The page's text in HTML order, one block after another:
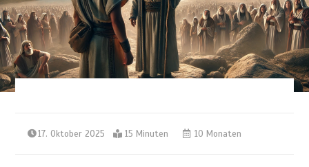
17. Oktober 2025 15 Minuten 10 Monaten